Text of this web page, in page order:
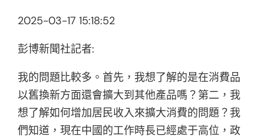
2025-03-17 15:18:52
彭博新聞社記者:
我的問題比較多。首先，我想了解的是在消費品
以舊換新方面還會擴大到其他產品嗎？第二，我
想了解如何增加居民收入來擴大消費的問題？我
們知道，現在中國的工作時長已經處于高位，政